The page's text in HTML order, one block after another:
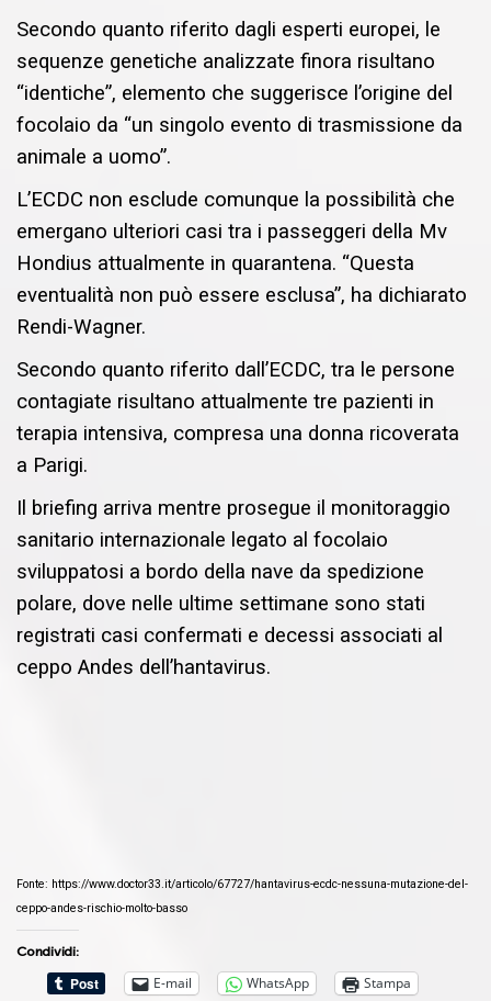
Secondo quanto riferito dagli esperti europei, le
sequenze genetiche analizzate finora risultano
“identiche”, elemento che suggerisce l’origine del
focolaio da “un singolo evento di trasmissione da
animale a uomo”.
L’ECDC non esclude comunque la possibilità che
emergano ulteriori casi tra i passeggeri della Mv
Hondius attualmente in quarantena. “Questa
eventualità non può essere esclusa”, ha dichiarato
Rendi-Wagner.
Secondo quanto riferito dall’ECDC, tra le persone
contagiate risultano attualmente tre pazienti in
terapia intensiva, compresa una donna ricoverata
a Parigi.
Il briefing arriva mentre prosegue il monitoraggio
sanitario internazionale legato al focolaio
sviluppatosi a bordo della nave da spedizione
polare, dove nelle ultime settimane sono stati
registrati casi confermati e decessi associati al
ceppo Andes dell’hantavirus.
Fonte: https://www.doctor33.it/articolo/67727/hantavirus-ecdc-nessuna-mutazione-del-
ceppo-andes-rischio-molto-basso
Condividi:
E-mail
WhatsApp Stampa